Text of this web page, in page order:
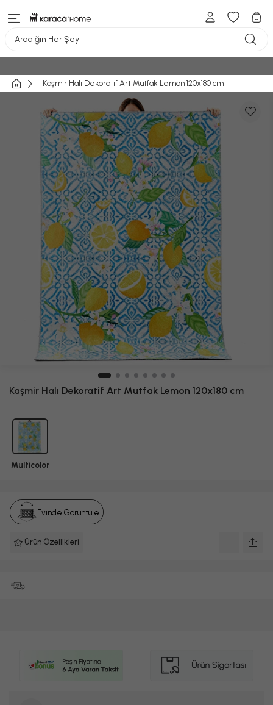
Aradığın Her Şey
Kaşmir Halı Dekoratif Art Mutfak Lemon 120x180 cm
Kaşmir Halı Dekoratif Art Mutfak Lemon 120x180 cm
Multicolor
Evinde Görüntüle
Ürün Özellikleri